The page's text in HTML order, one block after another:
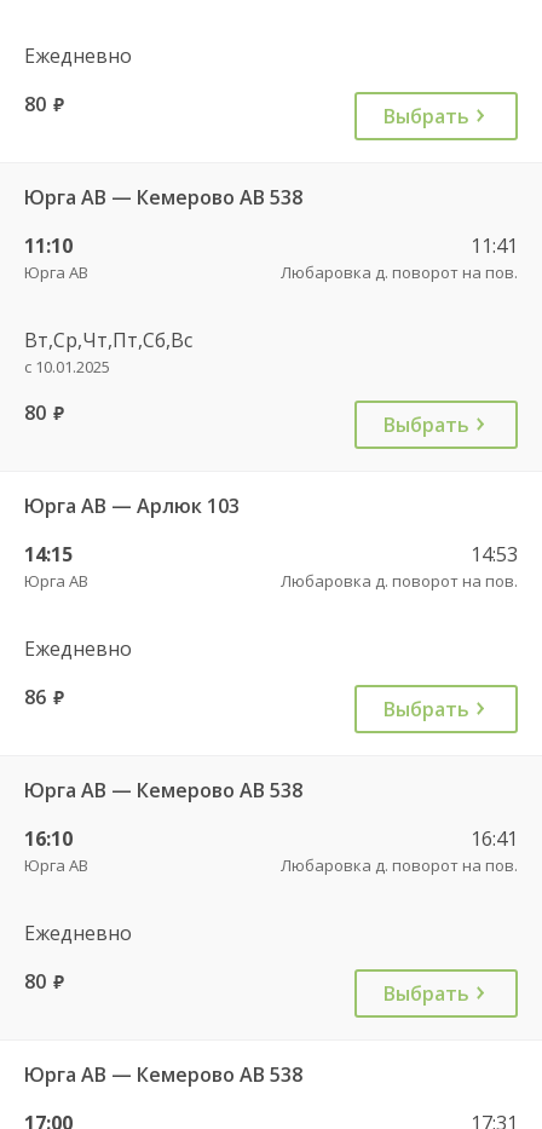
Ежедневно
80 руб. Выбрать
Юрга АВ — Кемерово АВ 538
11:10
Юрга АВ
11:41
Любаровка д. поворот на пов.
Вт,Ср,Чт,Пт,Сб,Вс
с 10.01.2025
80 руб. Выбрать
Юрга АВ — Арлюк 103
14:15
Юрга АВ
14:53
Любаровка д. поворот на пов.
Ежедневно
86 руб. Выбрать
Юрга АВ — Кемерово АВ 538
16:10
Юрга АВ
16:41
Любаровка д. поворот на пов.
Ежедневно
80 руб. Выбрать
Юрга АВ — Кемерово АВ 538
17:00
17:31